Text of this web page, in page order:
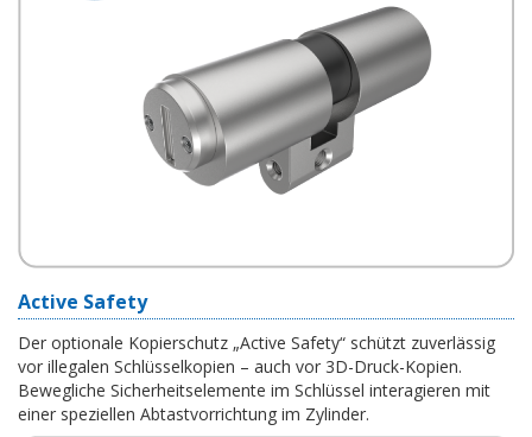
Active Safety
Der optionale Kopierschutz „Active Safety“ schützt zuverlässig
vor illegalen Schlüsselkopien – auch vor 3D-Druck-Kopien.
Bewegliche Sicherheitselemente im Schlüssel interagieren mit
einer speziellen Abtastvorrichtung im Zylinder.